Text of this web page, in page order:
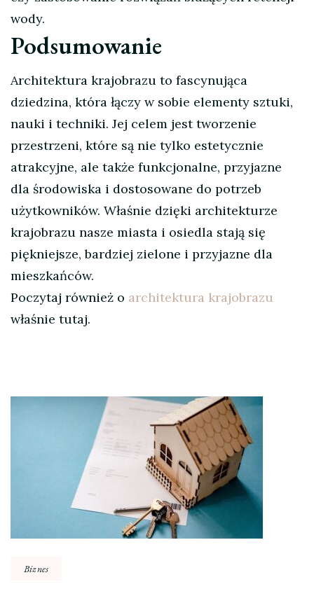
wody.
Podsumowanie
Architektura krajobrazu to fascynująca
dziedzina, która łączy w sobie elementy sztuki,
nauki i techniki. Jej celem jest tworzenie
przestrzeni, które są nie tylko estetycznie
atrakcyjne, ale także funkcjonalne, przyjazne
dla środowiska i dostosowane do potrzeb
użytkowników. Właśnie dzięki architekturze
krajobrazu nasze miasta i osiedla stają się
piękniejsze, bardziej zielone i przyjazne dla
mieszkańców.
Poczytaj również o architektura krajobrazu
właśnie tutaj.
Nawigacja
Biznes